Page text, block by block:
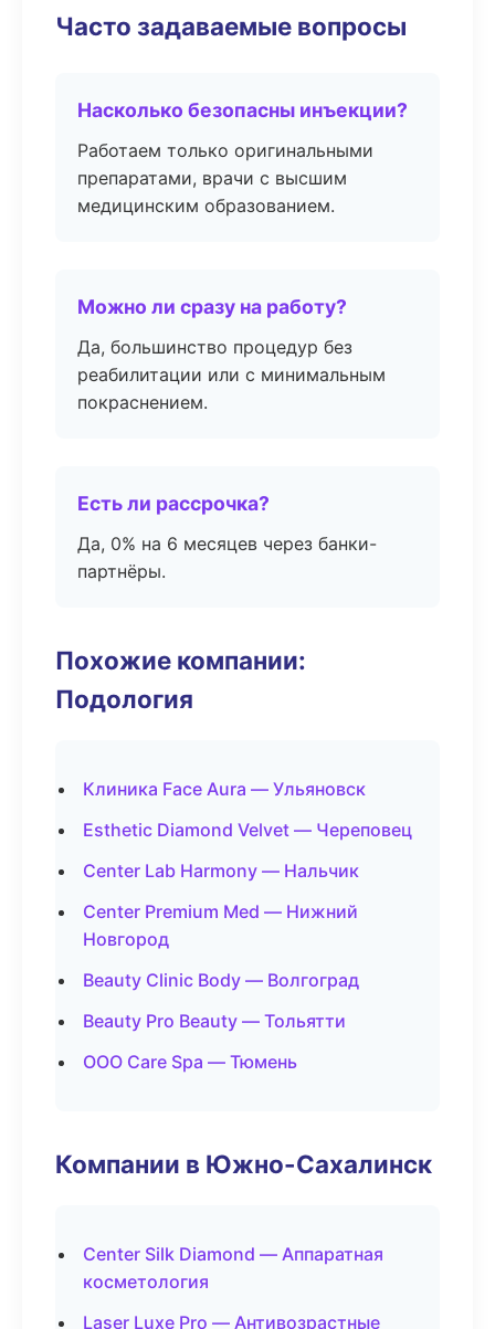
Часто задаваемые вопросы
Насколько безопасны инъекции?
Работаем только оригинальными
препаратами, врачи с высшим
медицинским образованием.
Можно ли сразу на работу?
Да, большинство процедур без
реабилитации или с минимальным
покраснением.
Есть ли рассрочка?
Да, 0% на 6 месяцев через банки-
партнёры.
Похожие компании:
Подология
Клиника Face Aura — Ульяновск
Esthetic Diamond Velvet — Череповец
Center Lab Harmony — Нальчик
Center Premium Med — Нижний
Новгород
Beauty Clinic Body — Волгоград
Beauty Pro Beauty — Тольятти
ООО Care Spa — Тюмень
Компании в Южно-Сахалинск
Center Silk Diamond — Аппаратная
косметология
Laser Luxe Pro — Антивозрастные